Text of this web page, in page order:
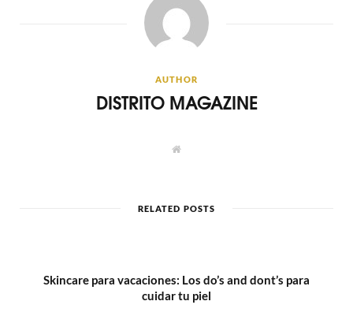
AUTHOR
DISTRITO MAGAZINE
W
e
RELATED POSTS
Skincare para vacaciones: Los do’s and dont’s para
cuidar tu piel